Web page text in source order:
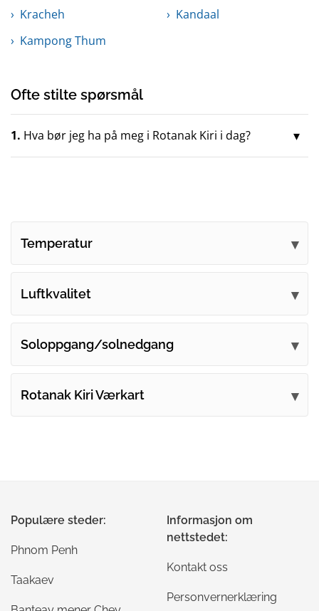
Kracheh
Kandaal
Kampong Thum
Ofte stilte spørsmål
1. Hva bør jeg ha på meg i Rotanak Kiri i dag?
Temperatur
Luftkvalitet
Soloppgang/solnedgang
Rotanak Kiri Værkart
Populære steder:
Phnom Penh
Taakaev
Informasjon om
nettstedet:
Kontakt oss
Personvernerklæring